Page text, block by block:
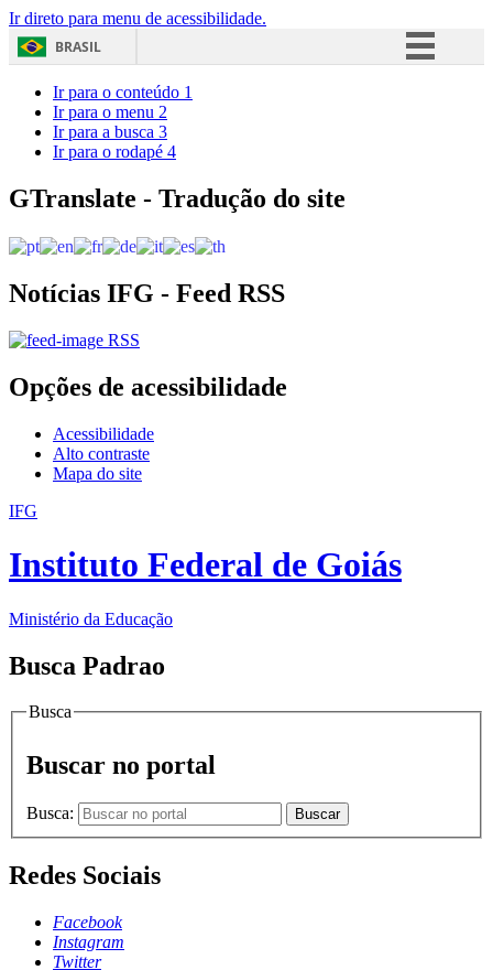
Ir direto para menu de acessibilidade.
BRASIL
Acesso à informação
Ir para o conteúdo 1
Ir para o menu 2
Ir para a busca 3
Ir para o rodapé 4
GTranslate - Tradução do site
Notícias IFG - Feed RSS
RSS
Opções de acessibilidade
Acessibilidade
Alto contraste
Mapa do site
IFG
Instituto Federal de Goiás
Ministério da Educação
Busca Padrao
Busca
Buscar no portal
Busca: Buscar
Redes Sociais
Facebook
Instagram
Twitter